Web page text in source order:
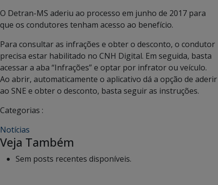
O Detran-MS aderiu ao processo em junho de 2017 para
que os condutores tenham acesso ao benefício.
Para consultar as infrações e obter o desconto, o condutor
precisa estar habilitado no CNH Digital. Em seguida, basta
acessar a aba “Infrações” e optar por infrator ou veículo.
Ao abrir, automaticamente o aplicativo dá a opção de aderir
ao SNE e obter o desconto, basta seguir as instruções.
Categorias :
Notícias
Veja Também
Sem posts recentes disponíveis.